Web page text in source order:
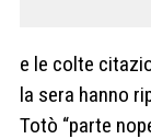
e le colte
la sera hanno
Totò “parte